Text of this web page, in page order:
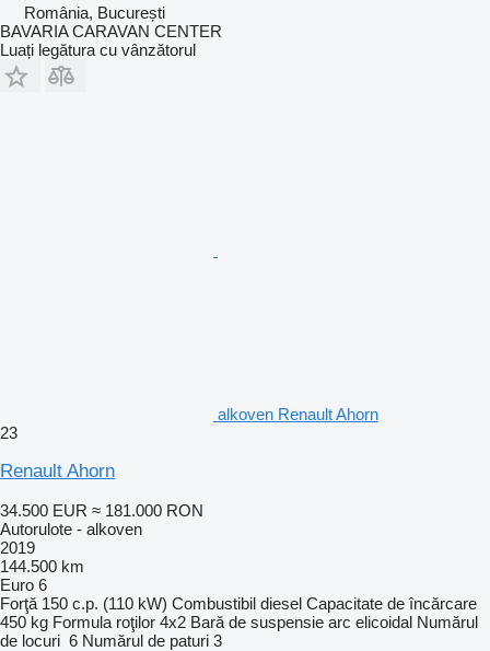
România, București
BAVARIA CARAVAN CENTER
Luați legătura cu vânzătorul
alkoven Renault Ahorn
23
Renault Ahorn
34.500 EUR ≈ 181.000 RON
Autorulote - alkoven
2019
144.500 km
Euro 6
Forţă 150 c.p. (110 kW) Combustibil diesel Capacitate de încărcare
450 kg Formula roţilor 4x2 Bară de suspensie arc elicoidal Numărul
de locuri 6 Numărul de paturi 3